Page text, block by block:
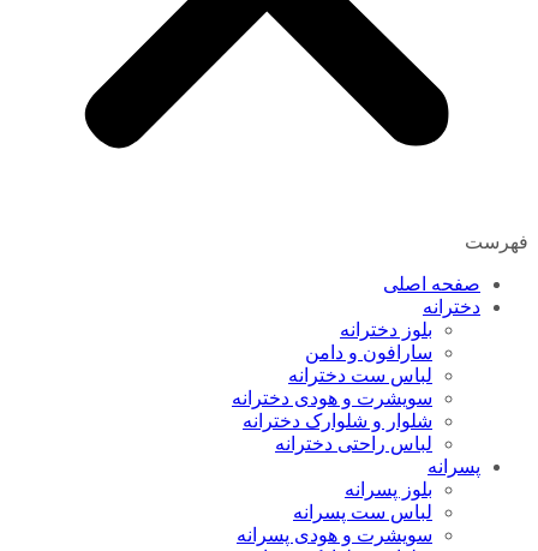
فهرست
صفحه اصلی
دخترانه
بلوز دخترانه
سارافون و دامن
لباس ست دخترانه
سویشرت و هودی دخترانه
شلوار و شلوارک دخترانه
لباس راحتی دخترانه
پسرانه
بلوز پسرانه
لباس ست پسرانه
سویشرت و هودی پسرانه